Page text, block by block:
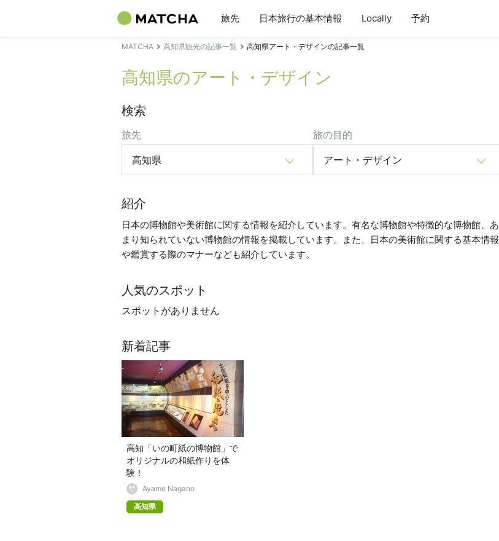
旅先 日本旅行の基本情報 Locally 予約
MATCHA 高知県観光の記事一覧 高知県アート・デザインの記事一覧
高知県のアート・デザイン
検索
旅先
高知県
旅の目的
アート・デザイン
紹介
日本の博物館や美術館に関する情報を紹介しています。有名な博物館や特徴的な博物館、あ
まり知られていない博物館の情報を掲載しています。また、日本の美術館に関する基本情報
や鑑賞する際のマナーなども紹介しています。
人気のスポット
スポットがありません
新着記事
高知「いの町紙の博物館」で
オリジナルの和紙作りを体
験！
Ayame Nagano
高知県